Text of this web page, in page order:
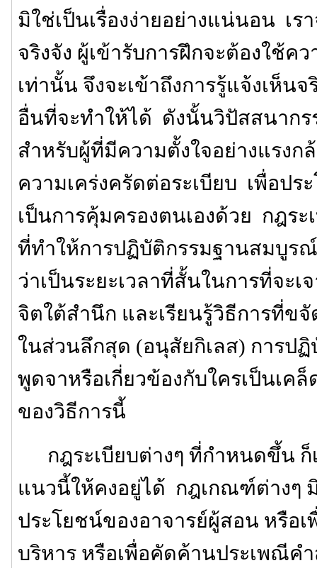
มิใช่เป็นเรื่องง่ายอย่างแน่นอน เร
จริงจัง ผู้เข้ารับการฝึกจะต้องใช้ค
เท่านั้น จึงจะเข้าถึงการรู้แจ้งเห็น
อื่นที่จะทำให้ได้ ดังนั้นวิปัสสนากร
สำหรับผู้ที่มีความตั้งใจอย่างแรงก
ความเคร่งครัดต่อระเบียบ เพื่อปร
เป็นการคุ้มครองตนเองด้วย กฎระ
ที่ทำให้การปฏิบัติกรรมฐานสมบูร
ว่าเป็นระยะเวลาที่สั้นในการที่จะเ
จิตใต้สำนึก และเรียนรู้วิธีการที่ข
ในส่วนลึกสุด (อนุสัยกิเลส) การป
พูดจาหรือเกี่ยวข้องกับใครเป็นเค
ของวิธีการนี้
กฎระเบียบต่างๆ ที่กำหนดขึ้น ก็
แนวนี้ให้คงอยู่ได้ กฎเกณฑ์ต่างๆ
ประโยชน์ของอาจารย์ผู้สอน หรือ
บริหาร หรือเพื่อคัดค้านประเพณีค